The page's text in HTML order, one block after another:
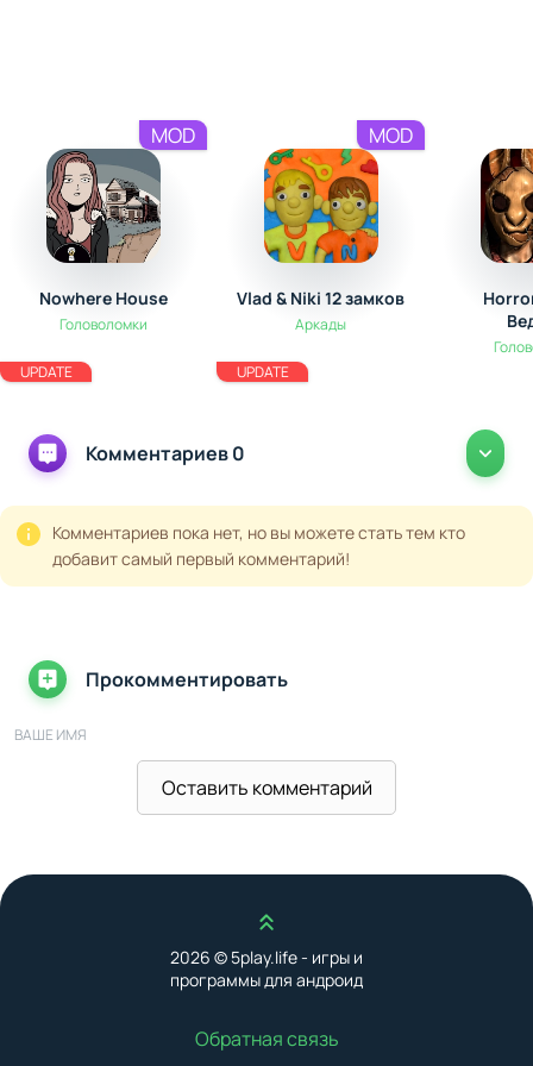
Nowhere House
Головоломки
UPDATE
MOD
Vlad & Niki 12 замков
Аркады
UPDATE
MOD
Комментариев 0
Комментариев пока нет, но вы можете стать тем кто
добавит самый первый комментарий!
Прокомментировать
ВАШЕ ИМЯ
Оставить комментарий
Наверх
2026 © 5play.life - игры и
программы для андроид
Обратная связь